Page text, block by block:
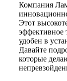
Компания
Этот
эффективное
удобен в
Давайте
которые